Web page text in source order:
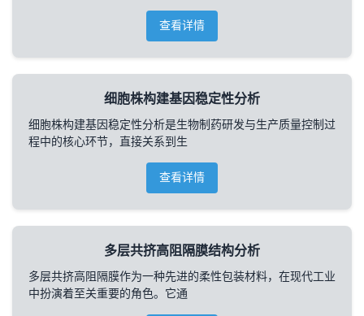
查看详情
细胞株构建基因稳定性分析
细胞株构建基因稳定性分析是生物制药研发与生产质量控制过
程中的核心环节，直接关系到生
查看详情
多层共挤高阻隔膜结构分析
多层共挤高阻隔膜作为一种先进的柔性包装材料，在现代工业
中扮演着至关重要的角色。它通